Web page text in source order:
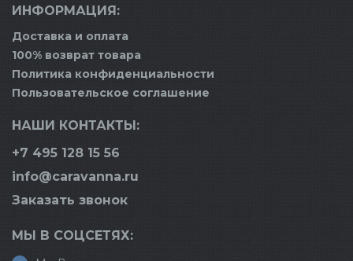
ИНФОРМАЦИЯ:
Доставка и оплата
100% возврат товара
Политика конфиденциальности
Пользовательское соглашение
НАШИ КОНТАКТЫ:
+7 495 128 15 56
info@caravanna.ru
Заказать звонок
МЫ В СОЦСЕТЯХ: